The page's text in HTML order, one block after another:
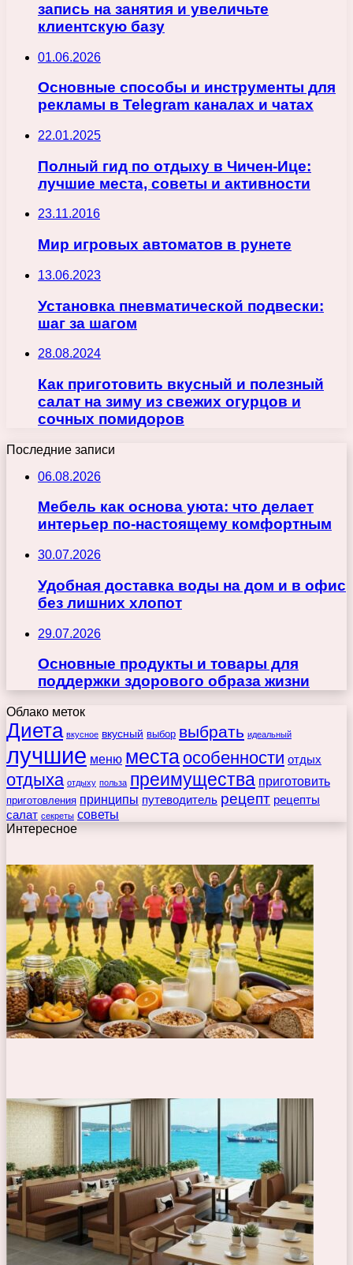
запись на занятия и увеличьте
клиентскую базу
01.06.2026
Основные способы и инструменты для
рекламы в Telegram каналах и чатах
22.01.2025
Полный гид по отдыху в Чичен-Ице:
лучшие места, советы и активности
23.11.2016
Мир игровых автоматов в рунете
13.06.2023
Установка пневматической подвески:
шаг за шагом
28.08.2024
Как приготовить вкусный и полезный
салат на зиму из свежих огурцов и
сочных помидоров
Последние записи
06.08.2026
Мебель как основа уюта: что делает
интерьер по-настоящему комфортным
30.07.2026
Удобная доставка воды на дом и в офис
без лишних хлопот
29.07.2026
Основные продукты и товары для
поддержки здорового образа жизни
Облако меток
Диета вкусное вкусный выбор выбрать идеальный
лучшие меню места особенности отдых
отдыха отдыху польза преимущества приготовить
приготовления принципы путеводитель рецепт рецепты
салат секреты советы
Интересное